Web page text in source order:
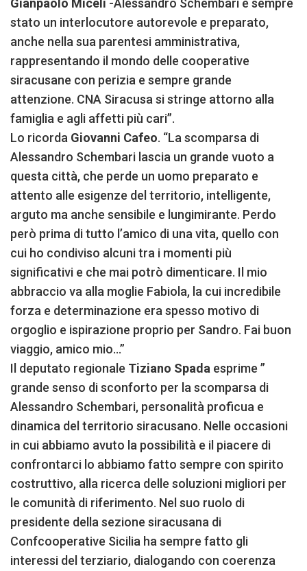
Gianpaolo Miceli -Alessandro Schembari è sempre
stato un interlocutore autorevole e preparato,
anche nella sua parentesi amministrativa,
rappresentando il mondo delle cooperative
siracusane con perizia e sempre grande
attenzione. CNA Siracusa si stringe attorno alla
famiglia e agli affetti più cari”.
Lo ricorda Giovanni Cafeo. “La scomparsa di
Alessandro Schembari lascia un grande vuoto a
questa città, che perde un uomo preparato e
attento alle esigenze del territorio, intelligente,
arguto ma anche sensibile e lungimirante. Perdo
però prima di tutto l’amico di una vita, quello con
cui ho condiviso alcuni tra i momenti più
significativi e che mai potrò dimenticare. Il mio
abbraccio va alla moglie Fabiola, la cui incredibile
forza e determinazione era spesso motivo di
orgoglio e ispirazione proprio per Sandro. Fai buon
viaggio, amico mio…”
Il deputato regionale Tiziano Spada esprime ”
grande senso di sconforto per la scomparsa di
Alessandro Schembari, personalità proficua e
dinamica del territorio siracusano. Nelle occasioni
in cui abbiamo avuto la possibilità e il piacere di
confrontarci lo abbiamo fatto sempre con spirito
costruttivo, alla ricerca delle soluzioni migliori per
le comunità di riferimento. Nel suo ruolo di
presidente della sezione siracusana di
Confcooperative Sicilia ha sempre fatto gli
interessi del terziario, dialogando con coerenza